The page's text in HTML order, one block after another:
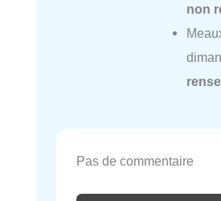
non
Pas de commentaire